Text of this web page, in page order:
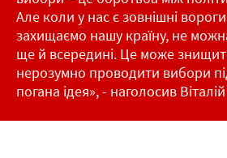
Але коли у нас є зовнішні
захищаємо нашу країну, не
ще й всередині. Це може
нерозумно проводити вибори
погана ідея», - наголосив